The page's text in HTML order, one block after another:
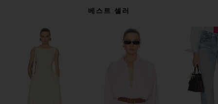
베스트 셀러